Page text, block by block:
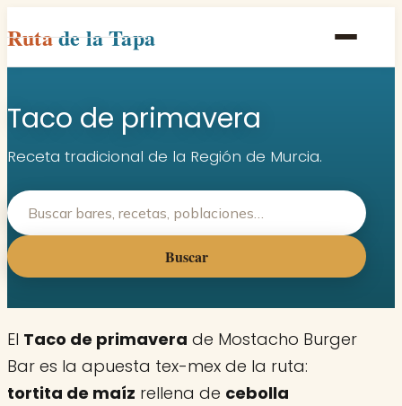
Rutade la Tapa
Inicio
Poblaciones
Rutas
Contacto
Taco de primavera
Receta tradicional de la Región de Murcia.
Buscar
El Taco de primavera de Mostacho Burger
Bar es la apuesta tex-mex de la ruta:
tortita de maíz rellena de cebolla